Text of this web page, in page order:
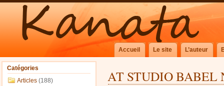
Accueil Le site L’auteur
Catégories
Articles (188)
AT STUDIO BABEL